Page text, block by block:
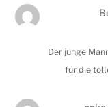
Der junge
für die